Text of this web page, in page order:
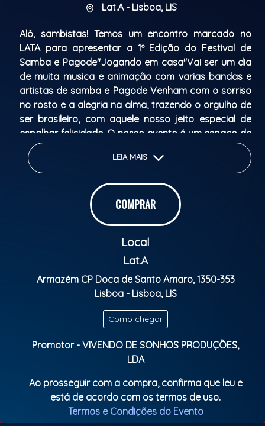
Lat.A - Lisboa, LIS
Alô, sambistas! Temos um encontro marcado no
LATA para apresentar a 1º Edição do Festival de
Samba e Pagode"Jogando em casa"Vai ser um dia
de muita musica e animação com varias bandas e
artistas de samba e Pagode Venham com o sorriso
no rosto e a alegria na alma, trazendo o orgulho de
ser brasileiro, com aquele nosso jeito especial de
espalhar felicidade. O nosso evento é um espaço de
paz e respeito, onde o calor humano contagia, e
fazemos tudo com muito amor. Sabemos que vocês
retribuem com a energia pura que o samba
desperta. Então, anota na agenda e não perca!
Classificação etária: Livre
LEIA MAIS
COMPRAR
Local
Lat.A
Armazém CP Doca de Santo Amaro, 1350-353
Lisboa - Lisboa, LIS
Como chegar
Promotor - VIVENDO DE SONHOS PRODUÇÕES,
LDA
Ao prosseguir com a compra, confirma que leu e
está de acordo com os termos de uso.
Termos e Condições do Evento